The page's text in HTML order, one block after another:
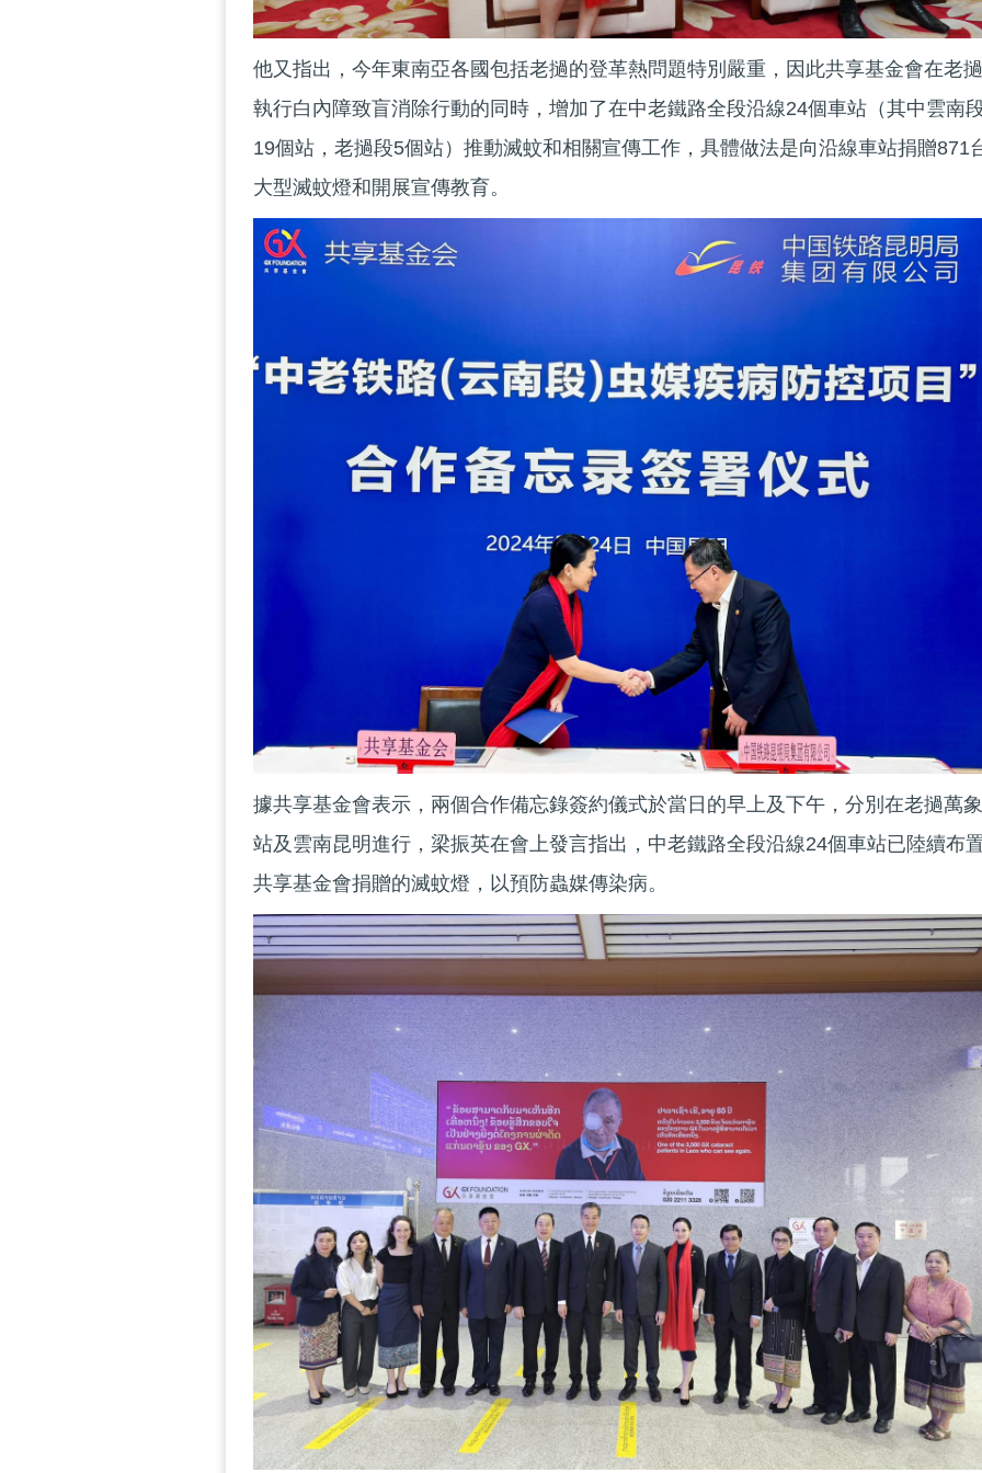
他又指出，今年東南亞各國包括老撾的登革熱問題特別嚴重，因此共享基金會在老撾
執行白內障致盲消除行動的同時，增加了在中老鐵路全段沿線24個車站（其中雲南
19個站，老撾段5個站）推動滅蚊和相關宣傳工作，具體做法是向沿線車站捐贈871
大型滅蚊燈和開展宣傳教育。
據共享基金會表示，兩個合作備忘錄簽約儀式於當日的早上及下午，分別在老撾萬象
站及雲南昆明進行，梁振英在會上發言指出，中老鐵路全段沿線24個車站已陸續布
共享基金會捐贈的滅蚊燈，以預防蟲媒傳染病。